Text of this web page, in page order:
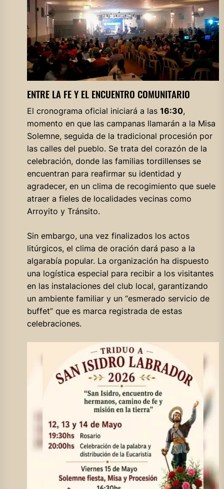
ENTRE LA FE Y EL ENCUENTRO COMUNITARIO
El cronograma oficial iniciará a las 16:30,
momento en que las campanas llamarán a la Misa
Solemne, seguida de la tradicional procesión por
las calles del pueblo. Se trata del corazón de la
celebración, donde las familias tordillenses se
encuentran para reafirmar su identidad y
agradecer, en un clima de recogimiento que suele
atraer a fieles de localidades vecinas como
Arroyito y Tránsito.
Sin embargo, una vez finalizados los actos
litúrgicos, el clima de oración dará paso a la
algarabía popular. La organización ha dispuesto
una logística especial para recibir a los visitantes
en las instalaciones del club local, garantizando
un ambiente familiar y un “esmerado servicio de
buffet” que es marca registrada de estas
celebraciones.